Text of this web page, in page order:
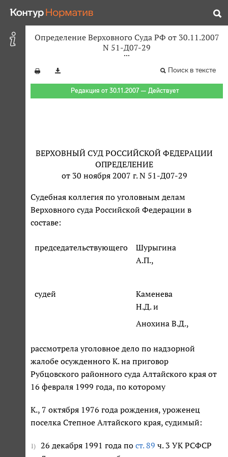
Определение Верховного Суда РФ от 30.11.2007
N 51-Д07-29
Поиск в тексте
Редакция от 30.11.2007 — Действует
ВЕРХОВНЫЙ СУД РОССИЙСКОЙ ФЕДЕРАЦИИ
ОПРЕДЕЛЕНИЕ
от 30 ноября 2007 г. N 51-Д07-29
Судебная коллегия по уголовным делам
Верховного суда Российской Федерации в
составе:
председательствующего
Шурыгина
А.П.,
судей
Каменева
Н.Д. и
Анохина В.Д.,
рассмотрела уголовное дело по надзорной
жалобе осужденного К. на приговор
Рубцовского районного суда Алтайского края от
16 февраля 1999 года, по которому
К., 7 октября 1976 года рождения, уроженец
поселка Степное Алтайского края, судимый:
1) 26 декабря 1991 года по ст. 89 ч. 3 УК РСФСР